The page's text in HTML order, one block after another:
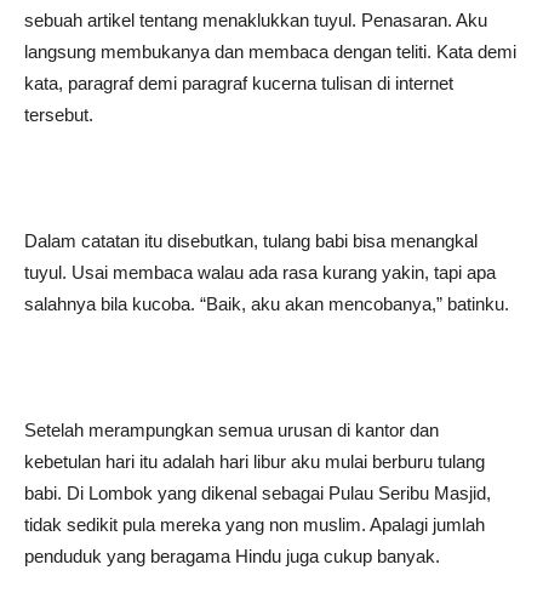
sebuah artikel tentang menaklukkan tuyul. Penasaran. Aku
langsung membukanya dan membaca dengan teliti. Kata demi
kata, paragraf demi paragraf kucerna tulisan di internet
tersebut.
Dalam catatan itu disebutkan, tulang babi bisa menangkal
tuyul. Usai membaca walau ada rasa kurang yakin, tapi apa
salahnya bila kucoba. “Baik, aku akan mencobanya,” batinku.
Setelah merampungkan semua urusan di kantor dan
kebetulan hari itu adalah hari libur aku mulai berburu tulang
babi. Di Lombok yang dikenal sebagai Pulau Seribu Masjid,
tidak sedikit pula mereka yang non muslim. Apalagi jumlah
penduduk yang beragama Hindu juga cukup banyak.